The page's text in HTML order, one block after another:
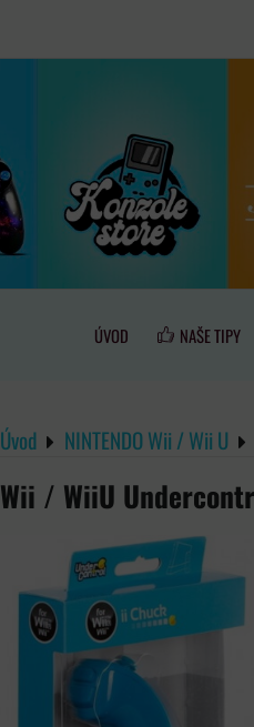
ÚVOD NAŠE TIPY
Úvod NINTENDO Wii / Wii U
Wii / WiiU